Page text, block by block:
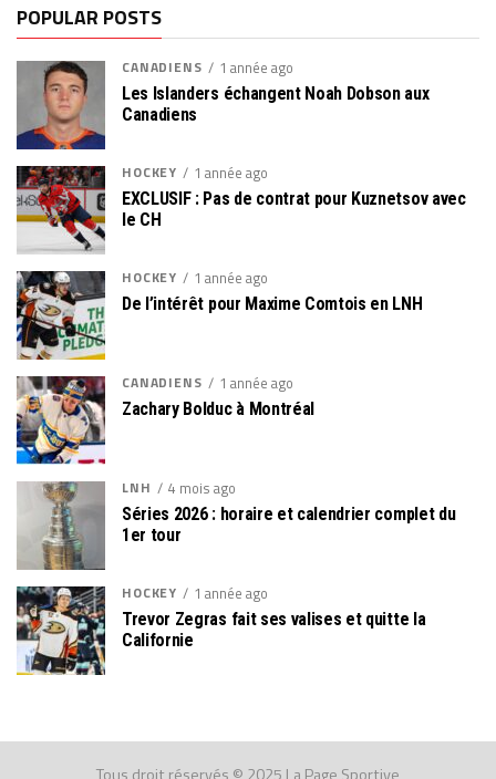
POPULAR POSTS
CANADIENS 1 année ago
Les Islanders échangent Noah Dobson aux
Canadiens
HOCKEY 1 année ago
EXCLUSIF : Pas de contrat pour Kuznetsov avec
le CH
HOCKEY 1 année ago
De l’intérêt pour Maxime Comtois en LNH
CANADIENS 1 année ago
Zachary Bolduc à Montréal
LNH 4 mois ago
Séries 2026 : horaire et calendrier complet du
1er tour
HOCKEY 1 année ago
Trevor Zegras fait ses valises et quitte la
Californie